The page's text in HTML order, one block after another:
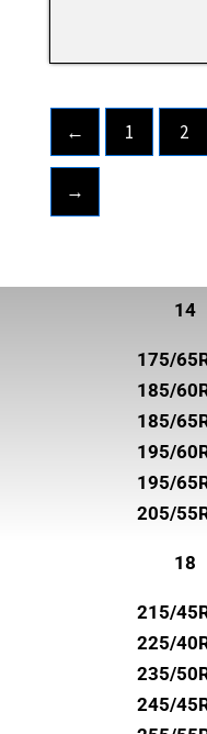
← 1 2
→
14
175/
185/
185/
195/
195/
205/
18
215/
225/
235/
245/